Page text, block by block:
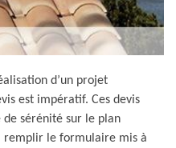
d’un projet
est impératif. Ces devis
sérénité sur le plan
remplir le formulaire mis à